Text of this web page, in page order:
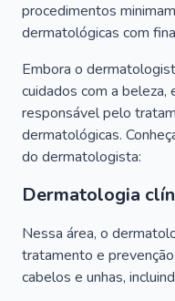
procedimentos
dermatológicas com
Embora o
cuidados com a
responsável pelo
dermatológicas.
do dermatologista:
Dermatologia
Nessa área, o
tratamento e
cabelos e unhas,